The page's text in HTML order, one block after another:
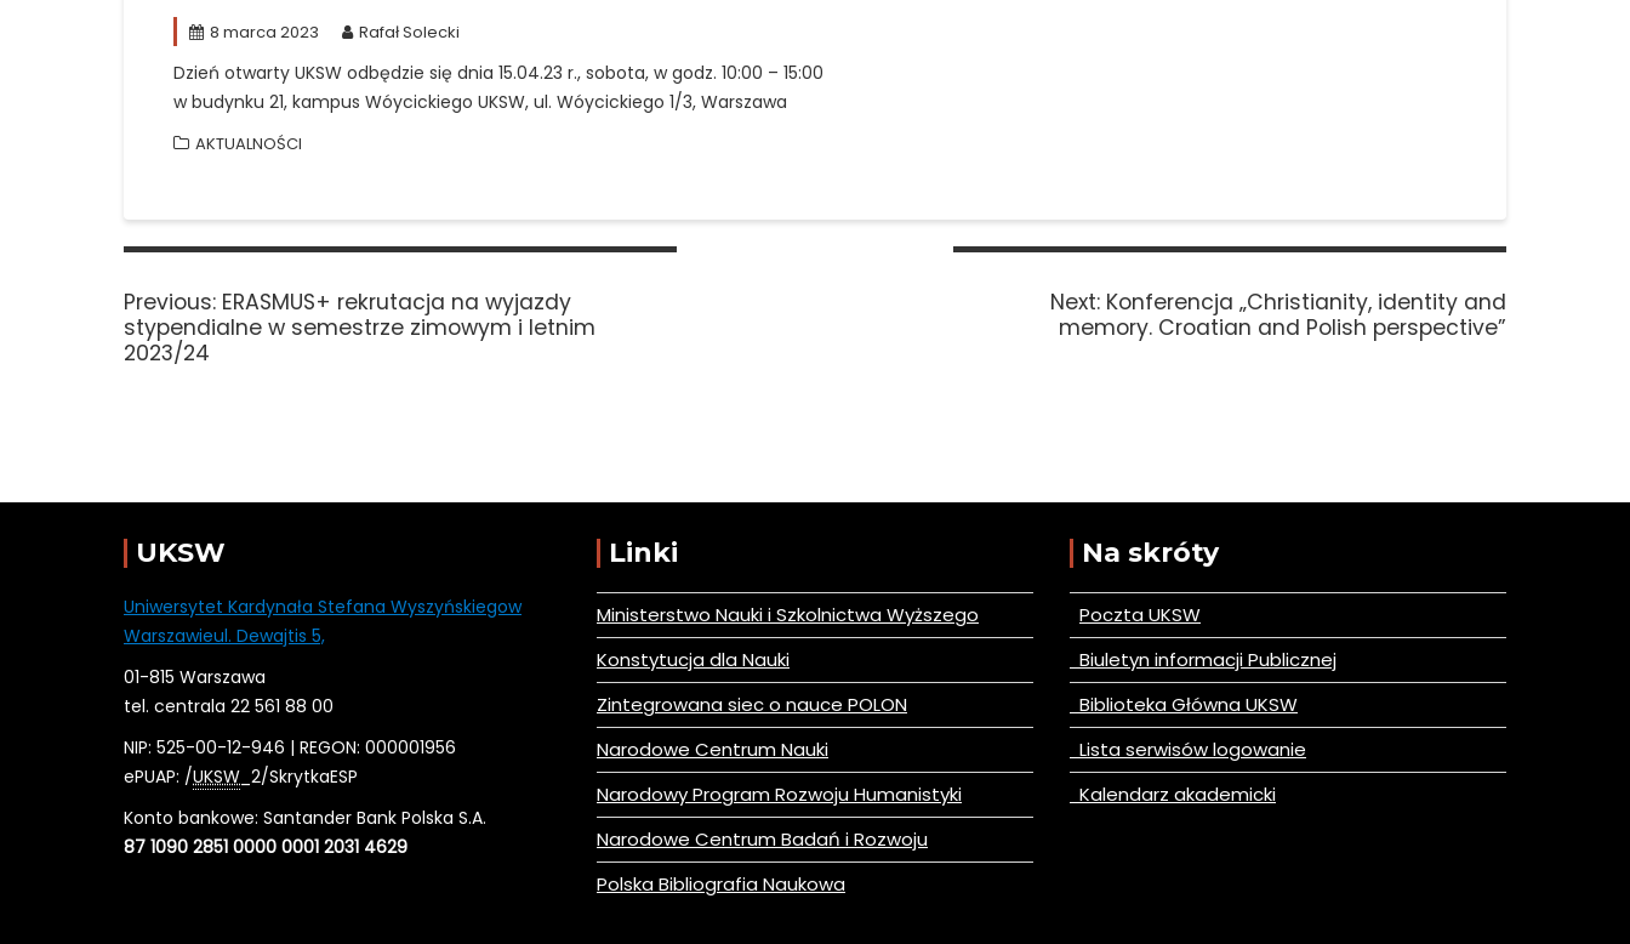
8 marca 2023 Rafał Solecki
Dzień otwarty UKSW odbędzie się dnia 15.04.23 r., sobota, w godz. 10:00 – 15:00
w budynku 21, kampus Wóycickiego UKSW, ul. Wóycickiego 1/3, Warszawa
AKTUALNOŚCI
Nawigacja
Previous: Previous
post:
ERASMUS+ rekrutacja na wyjazdy
stypendialne w semestrze zimowym i letnim
2023/24
Next: Next
post:
Konferencja „Christianity, identity and
memory. Croatian and Polish perspective”
UKSW
Uniwersytet Kardynała Stefana Wyszyńskiegow
Warszawieul. Dewajtis 5,
01-815 Warszawa
tel. centrala 22 561 88 00
NIP: 525-00-12-946 | REGON: 000001956
ePUAP: /UKSW _2/SkrytkaESP
Konto bankowe: Santander Bank Polska S.A.
87 1090 2851 0000 0001 2031 4629
Linki
Ministerstwo Nauki i Szkolnictwa Wyższego
Konstytucja dla Nauki
Zintegrowana siec o nauce POLON
Narodowe Centrum Nauki
Narodowy Program Rozwoju Humanistyki
Narodowe Centrum Badań i Rozwoju
Polska Bibliografia Naukowa
Na skróty
Poczta UKSW
Biuletyn informacji Publicznej
Biblioteka Główna UKSW
Lista serwisów logowanie
Kalendarz akademicki